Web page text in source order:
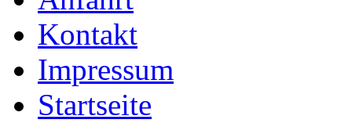
Kontakt
Impressum
Startseite